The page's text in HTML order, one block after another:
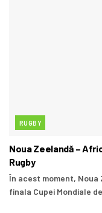
RUGBY
Noua Zeelandă –
Rugby
În acest moment, Noua
finala Cupei Mondiale